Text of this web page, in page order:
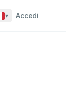
▾ Accedi